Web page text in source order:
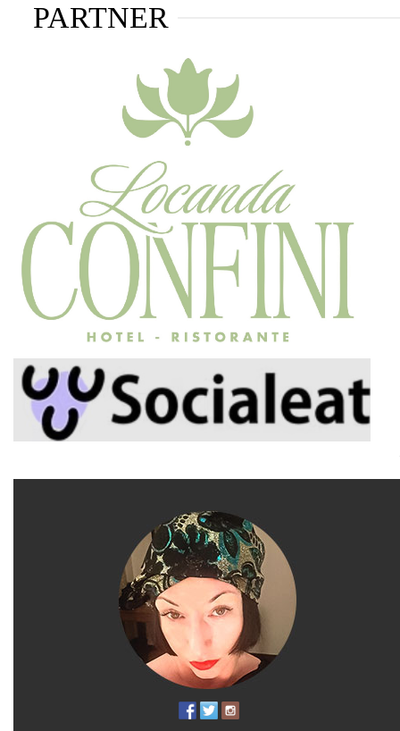
PARTNER